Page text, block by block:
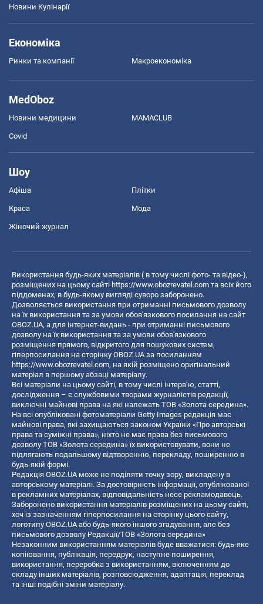
Новини Кулінарії
Економіка
Ринки та компанії Макроекономіка
MedOboz
Новини медицини MAMACLUB
Covid
Шоу
Афіша Плітки
Краса Мода
Жіночий журнал
Використання будь-яких матеріалів ( в тому числі фото- та відео-),
розміщених на цьому сайті https://www.obozrevatel.com та всіх його
піддоменах, в будь-якому вигляді суворо заборонено.
Дозволяється використання при отриманні письмового дозволу
на їх використання та за умови обов'язкового посилання на сайт
OBOZ.UA, а для інтернет-видань - при отриманні письмового
дозволу на їх використання та за умови обов'язкового
розміщення прямого, відкритого для пошукових систем,
гіперпосилання на сторінку OBOZ.UA за посиланням
https://www.obozrevatel.com, на якій розміщено оригінальний
матеріал в першому абзаці матеріалу.
Всі матеріали на цьому сайті, в тому числі інтерв’ю, статті,
дослідження – є службовими творами журналістів редакції,
виключні майнові права на які належать ТОВ «Золота середина».
На всі опубліковані фотоматеріали Getty Images редакція має
майнові права, які захищаються законом України «Про авторські
права та суміжні права», ніхто не має права без письмового
дозволу ТОВ «Золота середина» їх використовувати, вони не
підлягають подальшому відтворенню, перекладу, поширенню в
будь-якій формі.
Редакція OBOZ.UA може не поділяти точку зору, викладену в
авторському матеріалі. За достовірність інформації, опублікованої
в рекламних матеріалах, відповідальність несе рекламодавець.
Заборонено використання матеріалів розміщених на цьому сайті,
хоч із зазначенням гіперпосилання на сторінку цього сайту,
логотипу OBOZ.UA або будь-якого іншого згадування, але без
письмового дозволу Редакції/ТОВ «Золота середина»
Незаконним використанням матеріалів буде вважатися: будь-яке
копiювання, публiкацiя, передрук, наступне поширення,
використання, переробка з використанням, включенням до
складу інших матеріалів, розповсюдження, адаптація, переклад
та інші подібні зміни матеріалу.